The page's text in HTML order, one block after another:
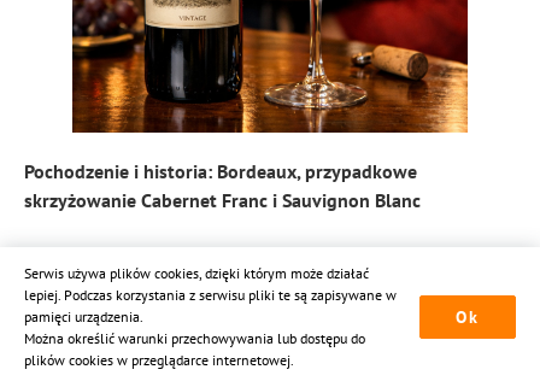
Pochodzenie i historia: Bordeaux, przypadkowe
skrzyżowanie Cabernet Franc i Sauvignon Blanc
pozycja wydaje się tak naturalna, jakby istniał od zawsze.
Tymczasem jest jednym z najmłodszych wielkich
szczepów — jego narodziny to nie mitologia grecka, lecz
przypadek z laboratorium natury. Dopiero pod koniec XX
Serwis używa plików cookies, dzięki którym może działać
lepiej. Podczas korzystania z serwisu pliki te są zapisywane w
pamięci urządzenia.
Można określić warunki przechowywania lub dostępu do
plików cookies w przeglądarce internetowej.
Ok